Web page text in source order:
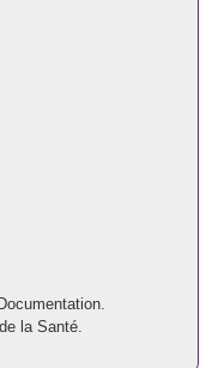
la Santé.